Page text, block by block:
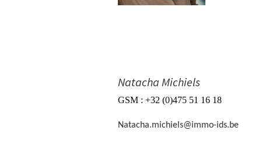
Natacha Michiels
GSM : +32 (0)475 51 16 18
Natacha.michiels@immo-ids.be